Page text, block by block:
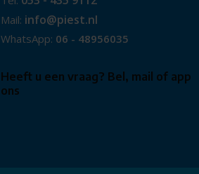
Mail: info@piest.nl
WhatsApp: 06 - 48956035
Heeft u een vraag? Bel, mail of app
ons